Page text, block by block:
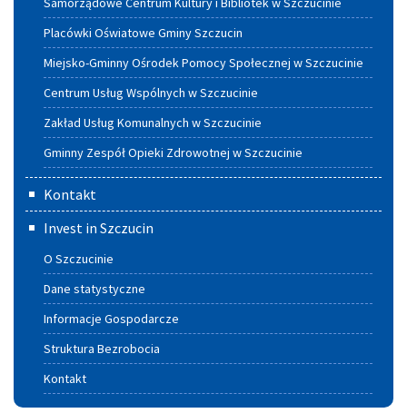
Placówki Oświatowe Gminy Szczucin
Miejsko-Gminny Ośrodek Pomocy Społecznej w Szczucinie
Centrum Usług Wspólnych w Szczucinie
Zakład Usług Komunalnych w Szczucinie
Gminny Zespół Opieki Zdrowotnej w Szczucinie
Kontakt
Invest in Szczucin
O Szczucinie
Dane statystyczne
Informacje Gospodarcze
Struktura Bezrobocia
Kontakt